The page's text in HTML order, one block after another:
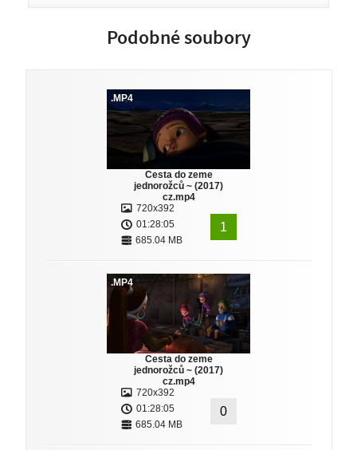
Podobné soubory
.MP4
Cesta do zeme
jednorožců ~ (2017)
cz.mp4
720x392
01:28:05
685.04 MB
1
.MP4
Cesta do zeme
jednorožců ~ (2017)
cz.mp4
720x392
01:28:05
685.04 MB
0